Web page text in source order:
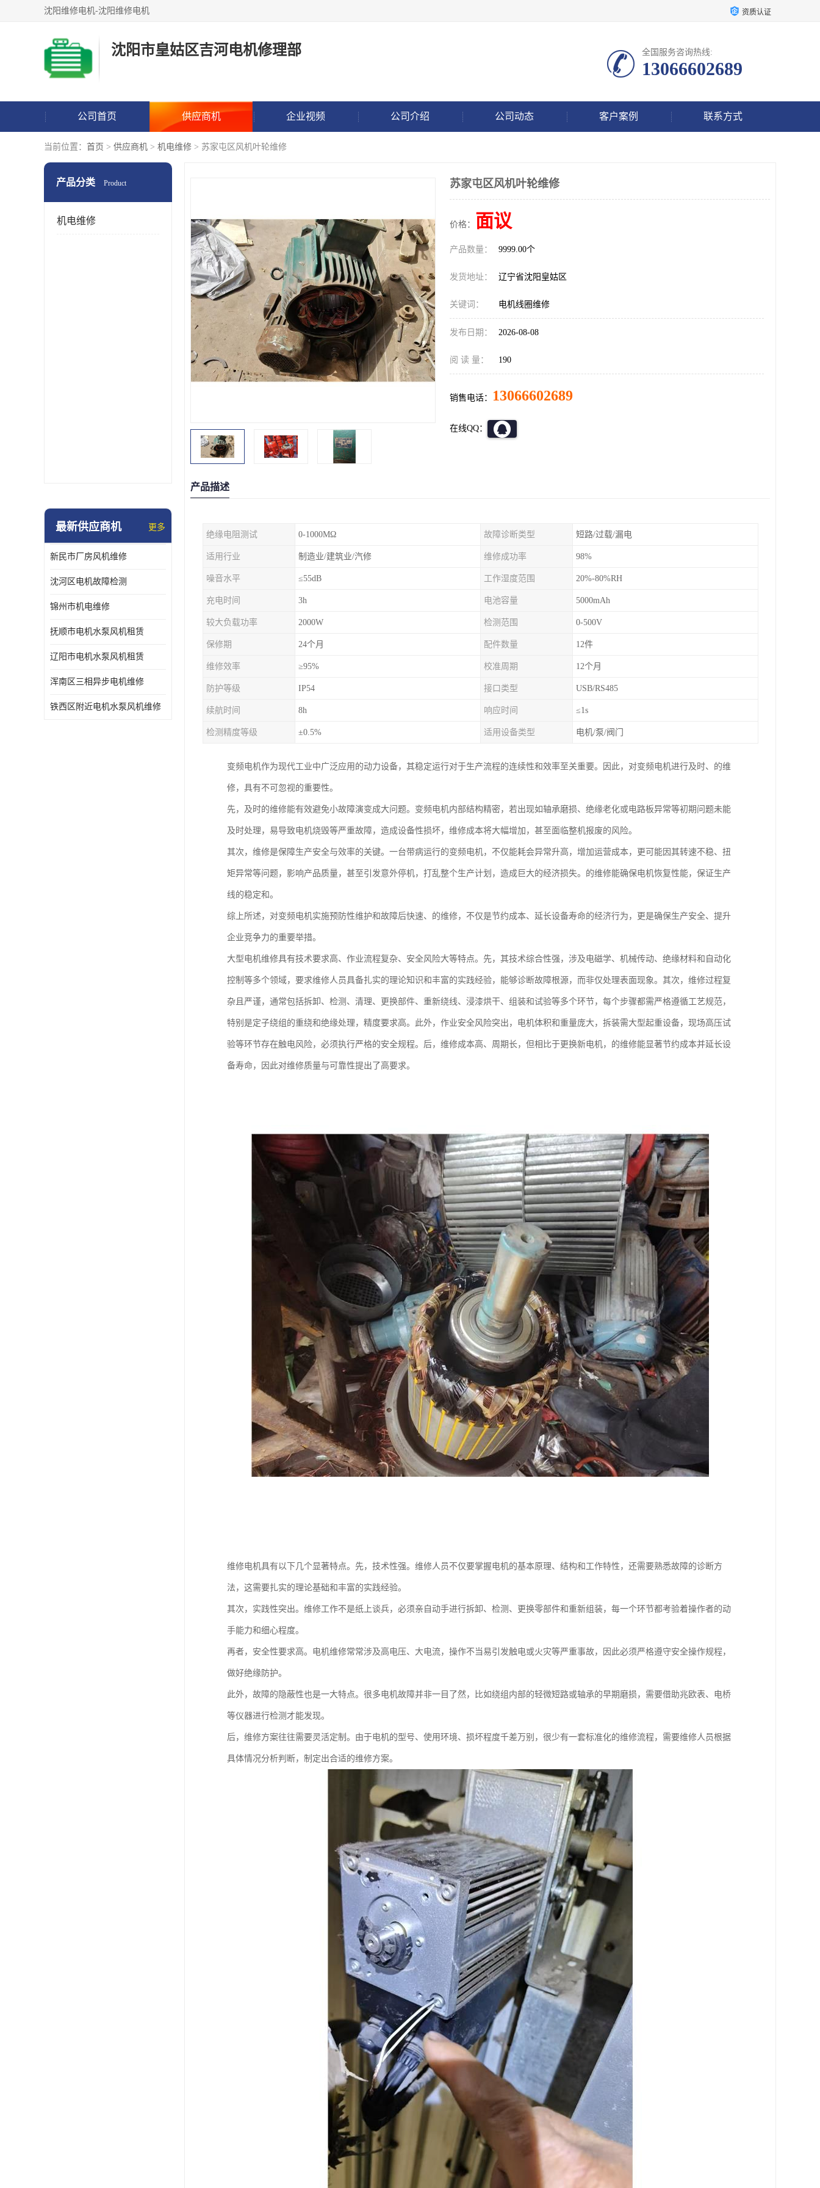
沈阳维修电机-沈阳维修电机 资质认证
沈阳市皇姑区吉河电机修理部 全国服务咨询热线:
13066602689
公司首页 供应商机 企业视频 公司介绍 公司动态 客户案例 联系方式
当前位置： 首页 > 供应商机 > 机电维修 > 苏家屯区风机叶轮维修
产品分类 Product
机电维修
最新供应商机 更多
新民市厂房风机维修
沈河区电机故障检测
锦州市机电维修
抚顺市电机水泵风机租赁
辽阳市电机水泵风机租赁
浑南区三相异步电机维修
铁西区附近电机水泵风机维修
苏家屯区风机叶轮维修
价格： 面议
产品数量： 9999.00个
发货地址： 辽宁省沈阳皇姑区
关键词： 电机线圈维修
发布日期： 2026-08-08
阅 读 量： 190
销售电话： 13066602689
在线QQ：
产品描述
绝缘电阻测试 0-1000MΩ 故障诊断类型 短路/过载/漏电
适用行业 制造业/建筑业/汽修 维修成功率 98%
噪音水平 ≤55dB 工作湿度范围 20%-80%RH
充电时间 3h 电池容量 5000mAh
较大负载功率 2000W 检测范围 0-500V
保修期 24个月 配件数量 12件
维修效率 ≥95% 校准周期 12个月
防护等级 IP54 接口类型 USB/RS485
续航时间 8h 响应时间 ≤1s
检测精度等级 ±0.5% 适用设备类型 电机/泵/阀门
变频电机作为现代工业中广泛应用的动力设备，其稳定运行对于生产流程的连续性和效率至关重要。因此，对变频电机进行及时、的维
修，具有不可忽视的重要性。
先，及时的维修能有效避免小故障演变成大问题。变频电机内部结构精密，若出现如轴承磨损、绝缘老化或电路板异常等初期问题未能
及时处理，易导致电机烧毁等严重故障，造成设备性损坏，维修成本将大幅增加，甚至面临整机报废的风险。
其次，维修是保障生产安全与效率的关键。一台带病运行的变频电机，不仅能耗会异常升高，增加运营成本，更可能因其转速不稳、扭
矩异常等问题，影响产品质量，甚至引发意外停机，打乱整个生产计划，造成巨大的经济损失。的维修能确保电机恢复性能，保证生产
线的稳定和。
综上所述，对变频电机实施预防性维护和故障后快速、的维修，不仅是节约成本、延长设备寿命的经济行为，更是确保生产安全、提升
企业竞争力的重要举措。
大型电机维修具有技术要求高、作业流程复杂、安全风险大等特点。先，其技术综合性强，涉及电磁学、机械传动、绝缘材料和自动化
控制等多个领域，要求维修人员具备扎实的理论知识和丰富的实践经验，能够诊断故障根源，而非仅处理表面现象。其次，维修过程复
杂且严谨，通常包括拆卸、检测、清理、更换部件、重新绕线、浸漆烘干、组装和试验等多个环节，每个步骤都需严格遵循工艺规范，
特别是定子绕组的重绕和绝缘处理，精度要求高。此外，作业安全风险突出，电机体积和重量庞大，拆装需大型起重设备，现场高压试
验等环节存在触电风险，必须执行严格的安全规程。后，维修成本高、周期长，但相比于更换新电机，的维修能显著节约成本并延长设
备寿命，因此对维修质量与可靠性提出了高要求。
维修电机具有以下几个显著特点。先，技术性强。维修人员不仅要掌握电机的基本原理、结构和工作特性，还需要熟悉故障的诊断方
法，这需要扎实的理论基础和丰富的实践经验。
其次，实践性突出。维修工作不是纸上谈兵，必须亲自动手进行拆卸、检测、更换零部件和重新组装，每一个环节都考验着操作者的动
手能力和细心程度。
再者，安全性要求高。电机维修常常涉及高电压、大电流，操作不当易引发触电或火灾等严重事故，因此必须严格遵守安全操作规程，
做好绝缘防护。
此外，故障的隐蔽性也是一大特点。很多电机故障并非一目了然，比如绕组内部的轻微短路或轴承的早期磨损，需要借助兆欧表、电桥
等仪器进行检测才能发现。
后，维修方案往往需要灵活定制。由于电机的型号、使用环境、损坏程度千差万别，很少有一套标准化的维修流程，需要维修人员根据
具体情况分析判断，制定出合适的维修方案。